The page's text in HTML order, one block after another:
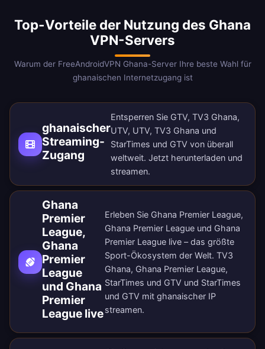
Top-Vorteile der Nutzung des Ghana
VPN-Servers
Warum der FreeAndroidVPN Ghana-Server Ihre beste Wahl für
ghanaischen Internetzugang ist
ghanaischer
Streaming-
Zugang
Entsperren Sie GTV, TV3 Ghana,
UTV, UTV, TV3 Ghana und
StarTimes und GTV von überall
weltweit. Jetzt herunterladen und
streamen.
Ghana
Premier
League,
Ghana
Premier
League
und Ghana
Premier
League live
Erleben Sie Ghana Premier League,
Ghana Premier League und Ghana
Premier League live – das größte
Sport-Ökosystem der Welt. TV3
Ghana, Ghana Premier League,
StarTimes und GTV und StarTimes
und GTV mit ghanaischer IP
streamen.